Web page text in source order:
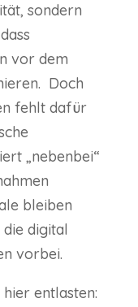
sondern
vor dem
Doch
fehlt dafür
„nebenbei“
bleiben
digital
vorbei.
entlasten: